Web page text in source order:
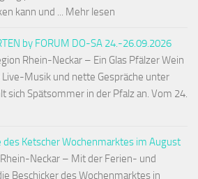
kann und ... Mehr lesen
by FORUM DO-SA 24.-26.09.2026
Rhein-Neckar – Ein Glas Pfälzer Wein
Musik und nette Gespräche unter
Spätsommer in der Pfalz an. Vom 24.
Ketscher Wochenmarktes im August
Neckar – Mit der Ferien- und
Beschicker des Wochenmarktes in